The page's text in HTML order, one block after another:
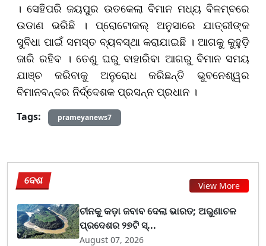
। ସେହିପରି ଜୟପୁର ଉତକେଲା ବିମାନ ମଧ୍ୟ ବିଳମ୍ବରେ
ଉଡାଣ ଭରିଛି । ପ୍ରୋଟୋକଲ୍ ଅନୁସାରେ ଯାତ୍ରୀଙ୍କ
ସୁବିଧା ପାଇଁ ସମସ୍ତ ବ୍ୟବସ୍ଥା କରାଯାଇଛି । ଆଗକୁ କୁହୁଡ଼ି
ଜାରି ରହିବ । ତେଣୁ ଘରୁ ବାହାରିବା ଆଗରୁ ବିମାନ ସମୟ
ଯାଞ୍ଚ କରିବାକୁ ଅନୁରୋଧ କରିଛନ୍ତି ଭୁବନେଶ୍ୱର
ବିମାନବନ୍ଦର ନିର୍ଦ୍ଦେଶକ ପ୍ରସନ୍ନ ପ୍ରଧାନ ।
Tags: prameyanews7
ଦେଶ View More
ଚୀନକୁ କଡ଼ା ଜବାବ ଦେଲା ଭାରତ; ଅରୁଣାଚଳ
ପ୍ରଦେଶର ୨୭ଟି ସ୍...
August 07, 2026